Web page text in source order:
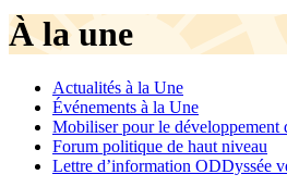
À la une
Actualités à la Une
Événements à la Une
Mobiliser pour le développement
Forum politique de haut niveau
Lettre d’information ODDyssée